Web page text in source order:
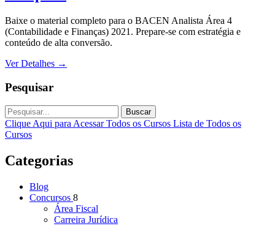
Baixe o material completo para o BACEN Analista Área 4
(Contabilidade e Finanças) 2021. Prepare-se com estratégia e
conteúdo de alta conversão.
Ver Detalhes →
Pesquisar
Buscar
Clique Aqui para Acessar Todos os Cursos Lista de Todos os
Cursos
Categorias
Blog
Concursos 8
Área Fiscal
Carreira Jurídica